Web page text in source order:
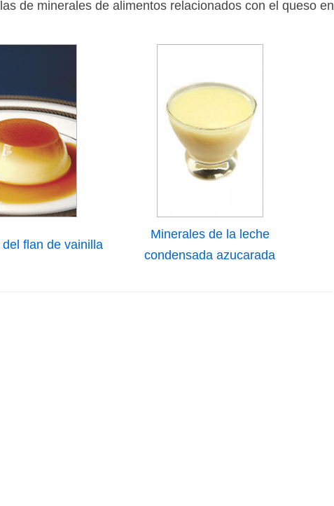
de minerales de alimentos relacionados con el queso en
flan de vainilla
Minerales de la leche
condensada azucarada